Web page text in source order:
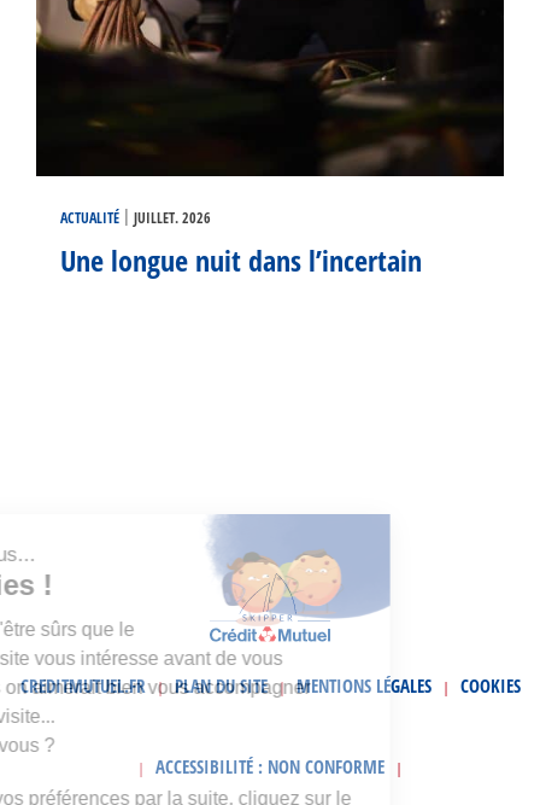
ACTUALITÉ | JUILLET. 2026
Une longue nuit dans l’incertain
CREDITMUTUEL.FR | PLAN DU SITE | MENTIONS LÉGALES | COOKIES
| ACCESSIBILITÉ : NON CONFORME |
Salut c'est nous...
les Cookies !
On a attendu d'être sûrs que le
contenu de ce site vous intéresse avant de vous
déranger, mais on aimerait bien vous accompagner
pendant votre visite...
C'est OK pour vous ?
Pour modifier vos préférences par la suite, cliquez sur le